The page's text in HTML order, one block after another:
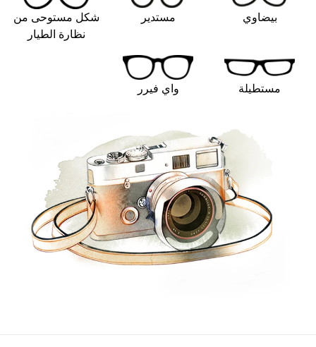
بيضاوي مستدير
شكل مستوحى من
نظارة الطيار
مستطيلة واي فيرر